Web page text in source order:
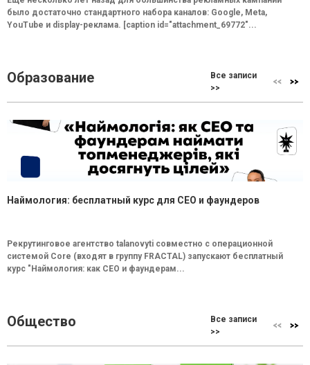
было достаточно стандартного набора каналов: Google, Meta,
YouTube и display-реклама. [caption id="attachment_69772"...
Образование
Все записи
>>
Наймология: бесплатный курс для CEO и фаундеров
Рекрутинговое агентство talanovyti совместно с операционной
системой Core (входят в группу FRACTAL) запускают бесплатный
курс "Наймология: как СEO и фаундерам...
Общество
Все записи
>>